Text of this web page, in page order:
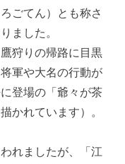
ごてん）とも称さ
ました。
狩りの帰路に目黒
軍や大名の行動が
登場の「爺々が茶
かれています）。
れましたが、「江